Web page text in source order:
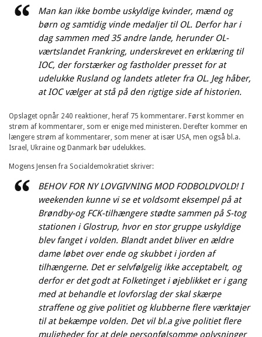
Man kan ikke bombe uskyldige kvinder, mænd og
børn og samtidig vinde medaljer til OL. Derfor har i
dag sammen med 35 andre lande, herunder OL-
værtslandet Frankring, underskrevet en erklæring til
IOC, der forstærker og fastholder presset for at
udelukke Rusland og landets atleter fra OL. Jeg håber,
at IOC vælger at stå på den rigtige side af historien.
Opslaget opnår 240 reaktioner, heraf 75 kommentarer. Først kommer en
strøm af kommentarer, som er enige med ministeren. Derefter kommer en
længere strøm af kommentarer, som mener at især USA, men også bl.a.
Israel, Ukraine og Danmark bør udelukkes.
Mogens Jensen fra Socialdemokratiet skriver:
BEHOV FOR NY LOVGIVNING MOD FODBOLDVOLD! I
weekenden kunne vi se et voldsomt eksempel på at
Brøndby-og FCK-tilhængere stødte sammen på S-tog
stationen i Glostrup, hvor en stor gruppe uskyldige
blev fanget i volden. Blandt andet bliver en ældre
dame løbet over ende og skubbet i jorden af
tilhængerne. Det er selvfølgelig ikke acceptabelt, og
derfor er det godt at Folketinget i øjeblikket er i gang
med at behandle et lovforslag der skal skærpe
straffene og give politiet og klubberne flere værktøjer
til at bekæmpe volden. Det vil bl.a give politiet flere
muligheder for at dele personfølsomme oplysninger